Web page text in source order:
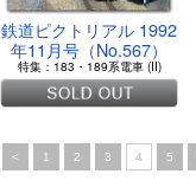
鉄道ピクトリアル 1992
年11月号（No.567）
特集：183・189系電車 (II)
< 1 2 3 4 5